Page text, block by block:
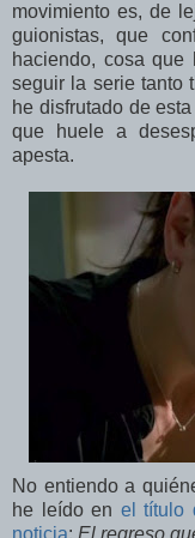
movimiento es, de
guionistas, que
haciendo, cosa que
seguir la serie tanto
he disfrutado de
que huele a
apesta.
No entiendo a
he leído en el título